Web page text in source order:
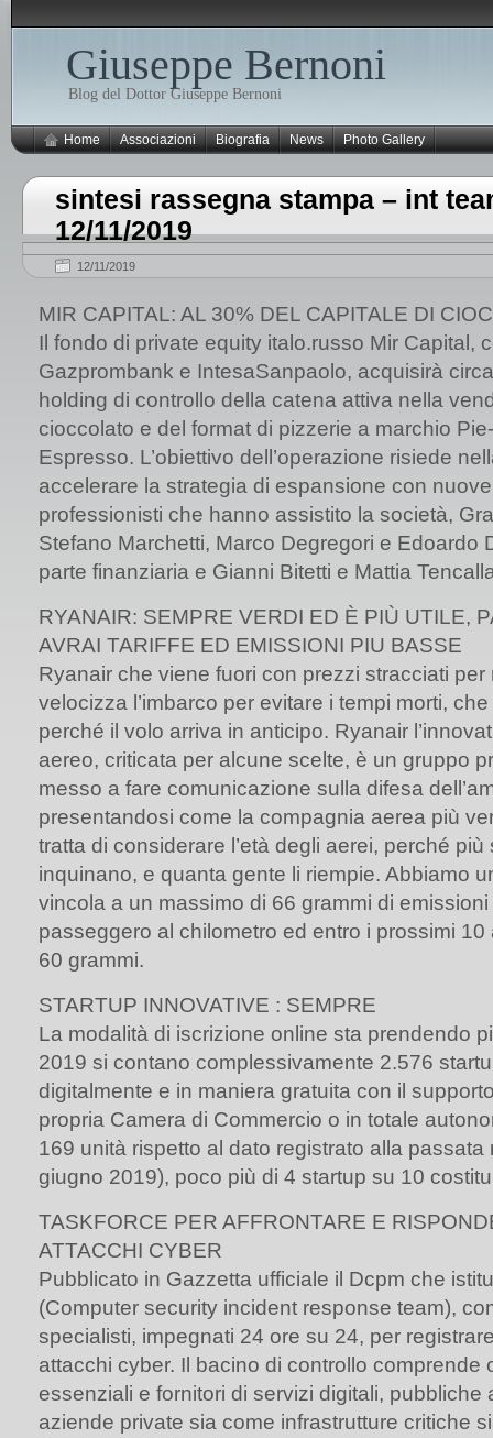
Giuseppe Bernoni
Blog del Dottor Giuseppe Bernoni
Home Associazioni Biografia News Photo Gallery
sintesi rassegna stampa – int
12/11/2019
12/11/2019
MIR CAPITAL: AL 30% DEL CAPITALE DI
Il fondo di private equity italo.russo Mir Capital,
Gazprombank e IntesaSanpaolo, acquisirà
holding di controllo della catena attiva nella
cioccolato e del format di pizzerie a marchio
Espresso. L’obiettivo dell’operazione risiede
accelerare la strategia di espansione con
professionisti che hanno assistito la società,
Stefano Marchetti, Marco Degregori e Edoardo
parte finanziaria e Gianni Bitetti e Mattia
RYANAIR: SEMPRE VERDI ED È PIÙ UTILE,
AVRAI TARIFFE ED EMISSIONI PIU BASSE
Ryanair che viene fuori con prezzi stracciati
velocizza l’imbarco per evitare i tempi morti,
perché il volo arriva in anticipo. Ryanair
aereo, criticata per alcune scelte, è un gruppo
messo a fare comunicazione sulla difesa
presentandosi come la compagnia aerea più
tratta di considerare l’età degli aerei, perché
inquinano, e quanta gente li riempie. Abbiamo
vincola a un massimo di 66 grammi di
passeggero al chilometro ed entro i prossimi
60 grammi.
STARTUP INNOVATIVE : SEMPRE
La modalità di iscrizione online sta prendendo
2019 si contano complessivamente 2.576
digitalmente e in maniera gratuita con il
propria Camera di Commercio o in totale
169 unità rispetto al dato registrato alla passata
giugno 2019), poco più di 4 startup su 10
TASKFORCE PER AFFRONTARE E
ATTACCHI CYBER
Pubblicato in Gazzetta ufficiale il Dcpm che
(Computer security incident response team),
specialisti, impegnati 24 ore su 24, per
attacchi cyber. Il bacino di controllo comprende
essenziali e fornitori di servizi digitali, pubbliche
aziende private sia come infrastrutture critiche